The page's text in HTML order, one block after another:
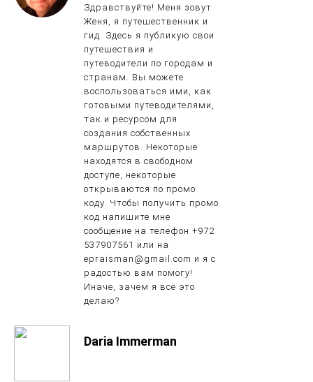
Здравствуйте! Меня зовут
Женя, я путешественник и
гид. Здесь я публикую свои
путешествия и
путеводители по городам и
странам. Вы можете
воспользоваться ими, как
готовыми путеводителями,
так и ресурсом для
создания собственных
маршрутов. Некоторые
находятся в свободном
доступе, некоторые
открываются по промо
коду. Чтобы получить промо
код напишите мне
сообщение на телефон +972
537907561 или на
epraisman@gmail.com и я с
радостью вам помогу!
Иначе, зачем я всё это
делаю?
Daria Immerman